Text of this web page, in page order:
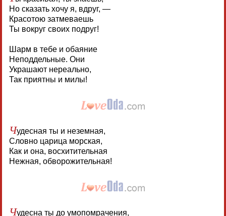
Но сказать хочу я, вдруг, —
Красотою затмеваешь
Ты вокруг своих подруг!
Шарм в тебе и обаяние
Неподдельные. Они
Украшают нереально,
Так приятны и милы!
Чудесная ты и неземная,
Словно царица морская,
Как и она, восхитительная
Нежная, обворожительная!
Чудесна ты до умопомрачения,